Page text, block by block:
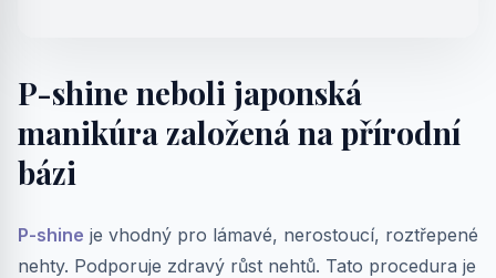
P-shine neboli japonská
manikúra založená na přírodní
bázi
P-shine je vhodný pro lámavé, nerostoucí, roztřepené
nehty. Podporuje zdravý růst nehtů. Tato procedura je